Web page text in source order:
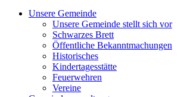
Unsere Gemeinde
Unsere Gemeinde stellt sich vor
Schwarzes Brett
Öffentliche Bekanntmachungen
Historisches
Kindertagesstätte
Feuerwehren
Vereine